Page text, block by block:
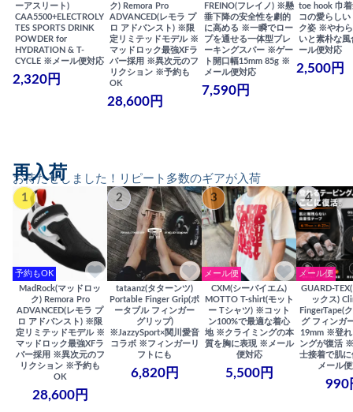
ーアスリート)
CAA5500+ELECTROLY
TES SPORTS DRINK
POWDER for
HYDRATION & T-
CYCLE ※メール便対応
2,320円
ク) Remora Pro
ADVANCED(レモラ プ
ロ アドバンスト) ※限
定リミテッドモデル ※
マッドロック最強XFラ
バー採用 ※異次元のフ
リクション ※予約も
OK
28,600円
FREINO(フレイノ) ※懸
垂下降の安全性を劇的
に高める ※一瞬でロー
プを通せる一体型ブレ
ーキングスパー ※ゲー
ト開口幅15mm 85g ※
メール便対応
7,590円
toe hook 巾
コの愛らしい
ク姿 ※やわ
いと素朴な
ール便対応
2,500円
お待たせしました！リピート多数のギアが入荷
再入荷
1
予約もOK
MadRock(マッドロッ
ク) Remora Pro
ADVANCED(レモラ プ
ロ アドバンスト) ※限
定リミテッドモデル ※
マッドロック最強XFラ
バー採用 ※異次元のフ
リクション ※予約も
OK
28,600円
2
tataanz(タターンツ)
Portable Finger Grip(ポ
ータブル フィンガー
グリップ)
※JazzySport×関川愛音
コラボ ※フィンガーリ
フトにも
6,820円
3
メール便
CXM(シーバイエム)
MOTTO T-shirt(モット
ー Tシャツ) ※コット
ン100%で最適な着心
地 ※クライミングの本
質を胸に表現 ※メール
便対応
5,500円
4
メール便
GUARD-
ックス)
FingerTape(
グ フィンガ
19mm ※登れ
ングが復活
士接着で肌
メール
990